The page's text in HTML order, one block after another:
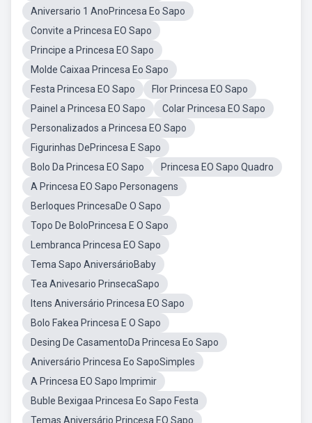
Aniversario 1 AnoPrincesa Eo Sapo
Convite a Princesa EO Sapo
Principe a Princesa EO Sapo
Molde Caixaa Princesa Eo Sapo
Festa Princesa EO Sapo
Flor Princesa EO Sapo
Painel a Princesa EO Sapo
Colar Princesa EO Sapo
Personalizados a Princesa EO Sapo
Figurinhas DePrincesa E Sapo
Bolo Da Princesa EO Sapo
Princesa EO Sapo Quadro
A Princesa EO Sapo Personagens
Berloques PrincesaDe O Sapo
Topo De BoloPrincesa E O Sapo
Lembranca Princesa EO Sapo
Tema Sapo AniversárioBaby
Tea Anivesario PrinsecaSapo
Itens Aniversário Princesa EO Sapo
Bolo Fakea Princesa E O Sapo
Desing De CasamentoDa Princesa Eo Sapo
Aniversário Princesa Eo SapoSimples
A Princesa EO Sapo Imprimir
Buble Bexigaa Princesa Eo Sapo Festa
Temas Aniversário Princesa EO Sapo